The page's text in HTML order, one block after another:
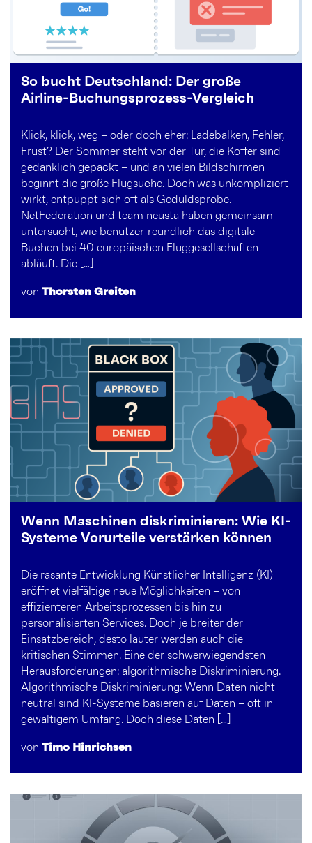
So bucht Deutschland: Der große
Airline-Buchungsprozess-Vergleich
Klick, klick, weg – oder doch eher: Ladebalken, Fehler,
Frust? Der Sommer steht vor der Tür, die Koffer sind
gedanklich gepackt – und an vielen Bildschirmen
beginnt die große Flugsuche. Doch was unkompliziert
wirkt, entpuppt sich oft als Geduldsprobe.
NetFederation und team neusta haben gemeinsam
untersucht, wie benutzerfreundlich das digitale
Buchen bei 40 europäischen Fluggesellschaften
abläuft. Die […]
von Thorsten Greiten
Wenn Maschinen diskriminieren: Wie KI-
Systeme Vorurteile verstärken können
Die rasante Entwicklung Künstlicher Intelligenz (KI)
eröffnet vielfältige neue Möglichkeiten – von
effizienteren Arbeitsprozessen bis hin zu
personalisierten Services. Doch je breiter der
Einsatzbereich, desto lauter werden auch die
kritischen Stimmen. Eine der schwerwiegendsten
Herausforderungen: algorithmische Diskriminierung.
Algorithmische Diskriminierung: Wenn Daten nicht
neutral sind KI-Systeme basieren auf Daten – oft in
gewaltigem Umfang. Doch diese Daten […]
von Timo Hinrichsen